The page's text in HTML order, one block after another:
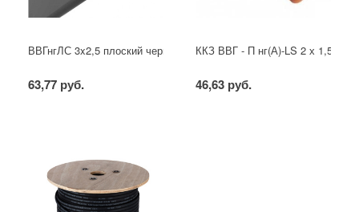
ВВГнгЛС 3x2,5 плоский черный
63,77 руб.
ККЗ ВВГ - П нг(А)-LS 2 х 1,5
46,63 руб.